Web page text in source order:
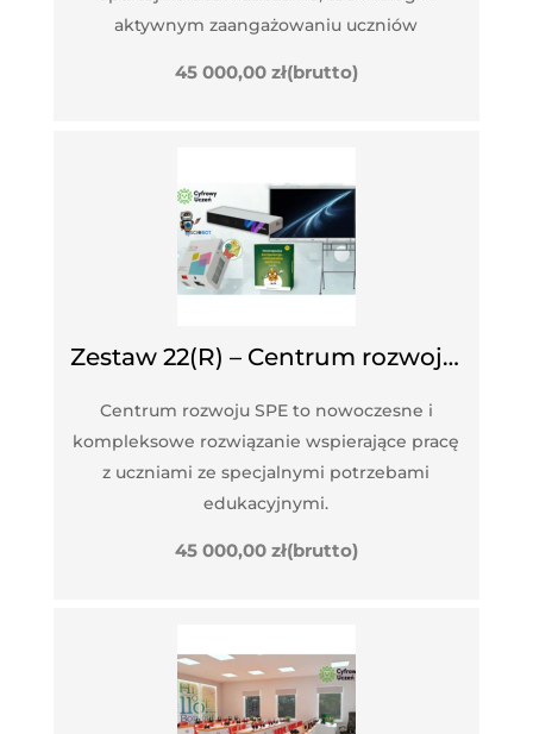
aktywnym zaangażowaniu uczniów
45 000,00 zł(brutto)
Zestaw 22(R) – Centrum rozwoju SPE
Centrum rozwoju SPE to nowoczesne i
kompleksowe rozwiązanie wspierające pracę
z uczniami ze specjalnymi potrzebami
edukacyjnymi.
45 000,00 zł(brutto)